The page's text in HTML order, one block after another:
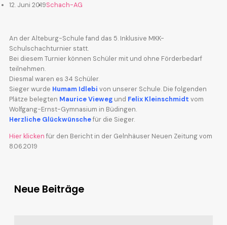
12. Juni 2019Schach-AG
An der Alteburg-Schule fand das 5. Inklusive MKK-
Schulschachturnier statt.
Bei diesem Turnier können Schüler mit und ohne Förderbedarf
teilnehmen.
Diesmal waren es 34 Schüler.
Sieger wurde Humam Idlebi von unserer Schule. Die folgenden
Plätze belegten Maurice Vieweg und Felix Kleinschmidt vom
Wolfgang-Ernst-Gymnasium in Büdingen.
Herzliche Glückwünschefür die Sieger.
Hier klicken für den Bericht in der Gelnhäuser Neuen Zeitung vom
8.06.2019
Neue Beiträge